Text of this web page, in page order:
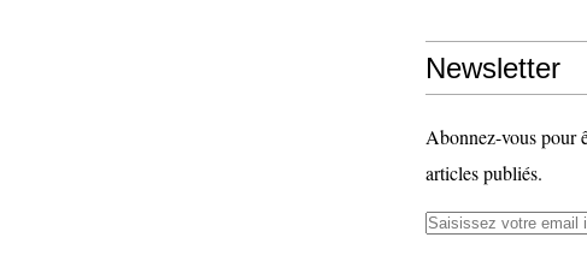
Newsletter
Abonnez-vous pour
articles publiés.